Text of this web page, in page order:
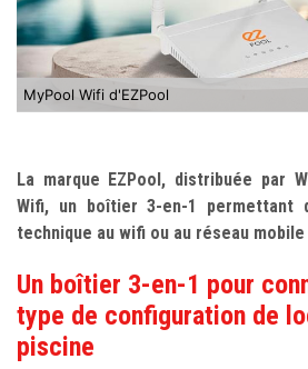
MyPool Wifi d'EZPool
La marque EZPool, distribuée par
Wifi, un boîtier 3-en-1 permettant
technique au wifi ou au réseau mobile
Un boîtier 3-en-1 pour
type de configuration de
piscine